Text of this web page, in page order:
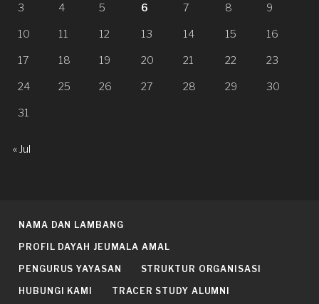
3 4 5 6 7 8 9
10 11 12 13 14 15 16
17 18 19 20 21 22 23
24 25 26 27 28 29 30
31
« Jul
NAMA DAN LAMBANG
PROFIL DAYAH JEUMALA AMAL
PENGURUS YAYASAN STRUKTUR ORGANISASI
HUBUNGI KAMI TRACER STUDY ALUMNI